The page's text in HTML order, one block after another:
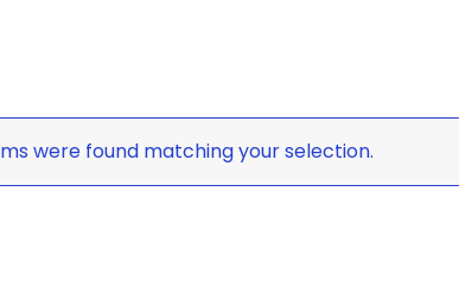
were found matching your selection.